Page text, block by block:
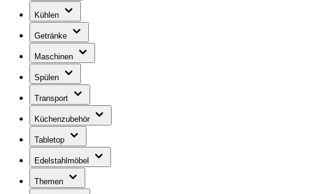
Kühlen
Getränke
Maschinen
Spülen
Transport
Küchenzubehör
Tabletop
Edelstahlmöbel
Themen